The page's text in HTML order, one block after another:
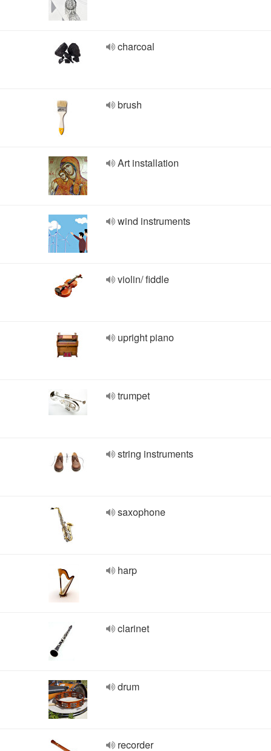
charcoal
brush
Art installation
wind instruments
violin/ fiddle
upright piano
trumpet
string instruments
saxophone
harp
clarinet
drum
recorder